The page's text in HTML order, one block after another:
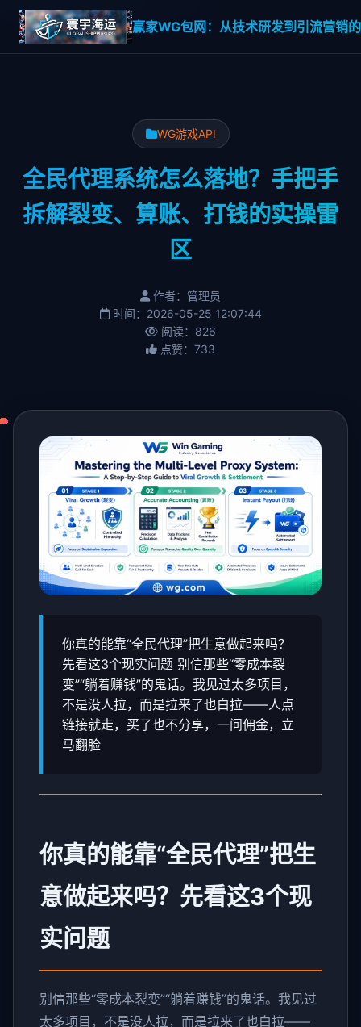
赢家WG包网：从技术研发到引流营销
WG游戏API
全民代理系统怎么落地？手把手
拆解裂变、算账、打钱的实操雷
区
作者：管理员
时间：2026-05-25 12:07:44
阅读：826
点赞：733
你真的能靠“全民代理”把生意做起来吗？
先看这3个现实问题 别信那些“零成本裂
变”“躺着赚钱”的鬼话。我见过太多项目，
不是没人拉，而是拉来了也白拉——人点
链接就走，买了也不分享，一问佣金，立
马翻脸
你真的能靠“全民代理”把生
意做起来吗？先看这3个现
实问题
别信那些“零成本裂变”“躺着赚钱”的鬼话。我见过
太多项目，不是没人拉，而是拉来了也白拉——